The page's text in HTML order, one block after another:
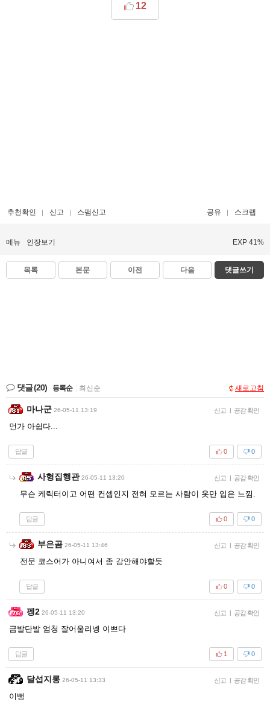
12
추천확인 신고 스팸신고 공유 스크랩
메뉴 인장보기 EXP 41%
목록 본문 이전 다음 댓글쓰기
댓글(20) 등록순 최신순 새로고침
마나군 26-05-11 13:19 신고 | 공감 확인
먼가 아쉽다...
답글 0
0
사형집행관 26-05-11 13:20 신고 | 공감 확인
무슨 케릭터이고 어떤 컨셉인지 전혀 모르는 사람이 옷만 입은 느낌.
답글 0
0
부은곰 26-05-11 13:46 신고 | 공감 확인
전문 코스어가 아니여서 좀 감안해야할듯
답글 0
0
펭2 26-05-11 13:20 신고 | 공감 확인
금발단발 엄청 잘어울리넹 이쁘다
답글 0
1
달섭지롱 26-05-11 13:33 신고 | 공감 확인
이뻥